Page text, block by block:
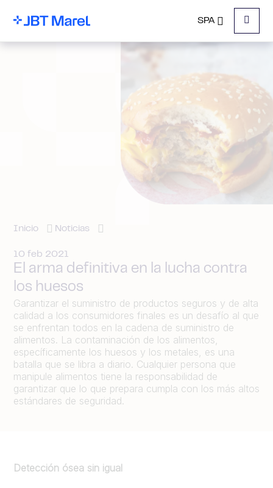
SPA
Menu
Inicio Noticias
10 feb 2021
El arma definitiva en la lucha contra
los huesos
Garantizar el suministro de productos seguros y de alta
calidad a los consumidores finales es un desafío al que
se enfrentan todos en la cadena de suministro de
alimentos. La contaminación de los alimentos,
específicamente los huesos y los metales, es una
batalla que se libra a diario. Cualquier persona que
manipule alimentos tiene la responsabilidad de
garantizar que lo que prepara cumpla con los más altos
estándares de seguridad.
Detección ósea sin igual